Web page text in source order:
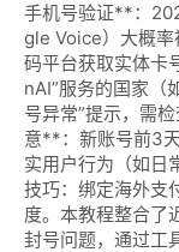
手机号验证**：
gle Voice）大概
码平台获取实体卡
nAI”服务的国家（
号异常”提示，需
意**：新账号前3
实用户行为（如日
技巧：绑定海外支
度。本教程整合了
封号问题，通过工